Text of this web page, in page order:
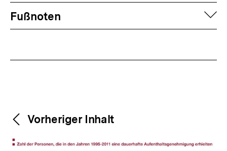
Fussnoten
Fußnoten
Weitere
Inhalte
Content-
Navigation
Vorheriger Inhalt